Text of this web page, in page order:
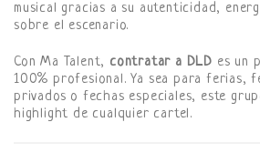
musical gracias a su autenticidad,
sobre el escenario.
Con Ma Talent, contratar a DLD es un
100% profesional. Ya sea para ferias,
privados o fechas especiales, este
highlight de cualquier cartel.